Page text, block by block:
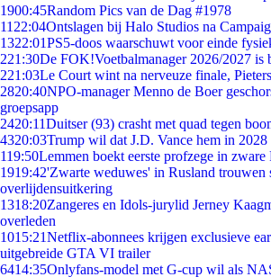
1900:45Random Pics van de Dag #1978
11 22:04Ontslagen bij Halo Studios na
1322:01PS5-doos waarschuwt voor einde
221:30De FOK!Voetbalmanager 2026/2027 is
221:03Le Court wint na nerveuze finale,
2820:40NPO-manager Menno de Boer
groepsapp
2420:11Duitser (93) crasht met quad tegen
4320:03Trump wil dat J.D. Vance hem in
119:50Lemmen boekt eerste profzege in
1919:42'Zwarte weduwes' in Rusland trouwen
overlijdensuitkering
1318:20Zangeres en Idols-jurylid Jerney
overleden
1015:21Netflix-abonnees krijgen exclusieve
uitgebreide GTA VI trailer
6414:35Onlyfans-model met G-cup wil als